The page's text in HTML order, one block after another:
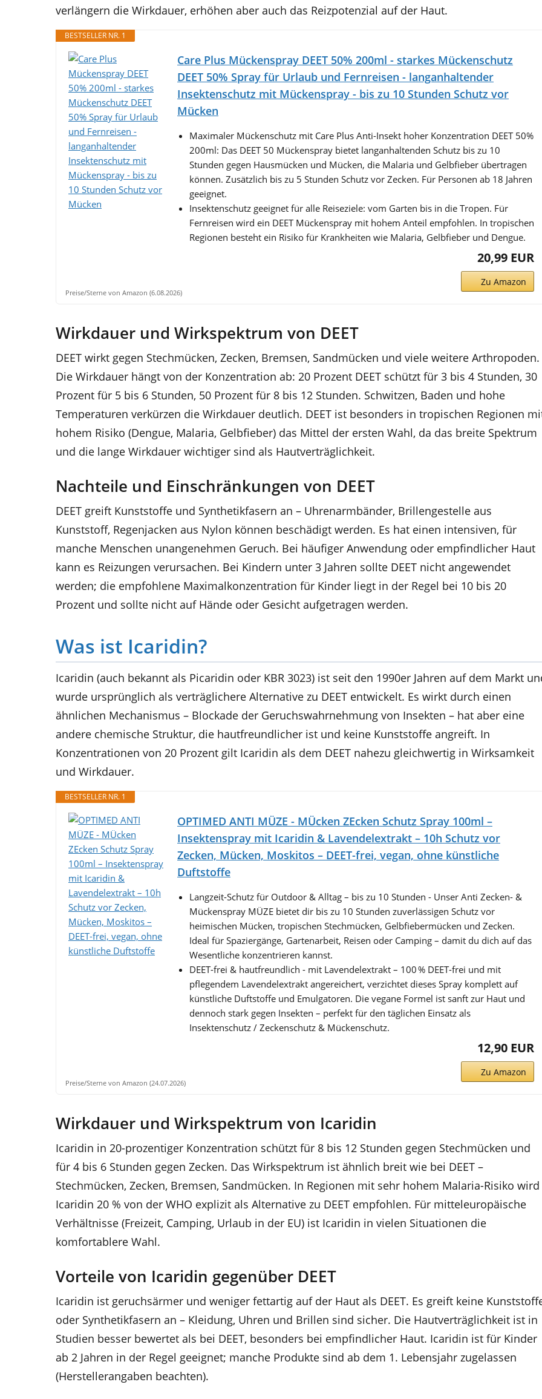
verlängern die Wirkdauer, erhöhen aber auch das Reizpotenzial auf der Haut.
BESTSELLER NR. 1
Care Plus Mückenspray DEET 50% 200ml - starkes Mückenschutz
DEET 50% Spray für Urlaub und Fernreisen - langanhaltender
Insektenschutz mit Mückenspray - bis zu 10 Stunden Schutz vor
Mücken
Maximaler Mückenschutz mit Care Plus Anti-Insekt hoher Konzentration DEET 50%
200ml: Das DEET 50 Mückenspray bietet langanhaltenden Schutz bis zu 10
Stunden gegen Hausmücken und Mücken, die Malaria und Gelbfieber übertragen
können. Zusätzlich bis zu 5 Stunden Schutz vor Zecken. Für Personen ab 18 Jahren
geeignet.
Insektenschutz geeignet für alle Reiseziele: vom Garten bis in die Tropen. Für
Fernreisen wird ein DEET Mückenspray mit hohem Anteil empfohlen. In tropischen
Regionen besteht ein Risiko für Krankheiten wie Malaria, Gelbfieber und Dengue.
20,99 EUR
Zu Amazon
Preise/Sterne von Amazon (6.08.2026)
Wirkdauer und Wirkspektrum von DEET
DEET wirkt gegen Stechmücken, Zecken, Bremsen, Sandmücken und viele weitere Arthropoden.
Die Wirkdauer hängt von der Konzentration ab: 20 Prozent DEET schützt für 3 bis 4 Stunden, 30
Prozent für 5 bis 6 Stunden, 50 Prozent für 8 bis 12 Stunden. Schwitzen, Baden und hohe
Temperaturen verkürzen die Wirkdauer deutlich. DEET ist besonders in tropischen Regionen
hohem Risiko (Dengue, Malaria, Gelbfieber) das Mittel der ersten Wahl, da das breite Spektrum
und die lange Wirkdauer wichtiger sind als Hautverträglichkeit.
Nachteile und Einschränkungen von DEET
DEET greift Kunststoffe und Synthetikfasern an – Uhrenarmbänder, Brillengestelle aus
Kunststoff, Regenjacken aus Nylon können beschädigt werden. Es hat einen intensiven, für
manche Menschen unangenehmen Geruch. Bei häufiger Anwendung oder empfindlicher Haut
kann es Reizungen verursachen. Bei Kindern unter 3 Jahren sollte DEET nicht angewendet
werden; die empfohlene Maximalkonzentration für Kinder liegt in der Regel bei 10 bis 20
Prozent und sollte nicht auf Hände oder Gesicht aufgetragen werden.
Was ist Icaridin?
Icaridin (auch bekannt als Picaridin oder KBR 3023) ist seit den 1990er Jahren auf dem Markt
wurde ursprünglich als verträglichere Alternative zu DEET entwickelt. Es wirkt durch einen
ähnlichen Mechanismus – Blockade der Geruchswahrnehmung von Insekten – hat aber eine
andere chemische Struktur, die hautfreundlicher ist und keine Kunststoffe angreift. In
Konzentrationen von 20 Prozent gilt Icaridin als dem DEET nahezu gleichwertig in Wirksamkeit
und Wirkdauer.
BESTSELLER NR. 1
OPTIMED ANTI MÜZE - MÜcken ZEcken Schutz Spray 100ml –
Insektenspray mit Icaridin & Lavendelextrakt – 10h Schutz vor
Zecken, Mücken, Moskitos – DEET-frei, vegan, ohne künstliche
Duftstoffe
Langzeit-Schutz für Outdoor & Alltag – bis zu 10 Stunden - Unser Anti Zecken- &
Mückenspray MÜZE bietet dir bis zu 10 Stunden zuverlässigen Schutz vor
heimischen Mücken, tropischen Stechmücken, Gelbfiebermücken und Zecken.
Ideal für Spaziergänge, Gartenarbeit, Reisen oder Camping – damit du dich auf das
Wesentliche konzentrieren kannst.
DEET-frei & hautfreundlich - mit Lavendelextrakt – 100 % DEET-frei und mit
pflegendem Lavendelextrakt angereichert, verzichtet dieses Spray komplett auf
künstliche Duftstoffe und Emulgatoren. Die vegane Formel ist sanft zur Haut und
dennoch stark gegen Insekten – perfekt für den täglichen Einsatz als
Insektenschutz / Zeckenschutz & Mückenschutz.
12,90 EUR
Zu Amazon
Preise/Sterne von Amazon (24.07.2026)
Wirkdauer und Wirkspektrum von Icaridin
Icaridin in 20-prozentiger Konzentration schützt für 8 bis 12 Stunden gegen Stechmücken und
für 4 bis 6 Stunden gegen Zecken. Das Wirkspektrum ist ähnlich breit wie bei DEET –
Stechmücken, Zecken, Bremsen, Sandmücken. In Regionen mit sehr hohem Malaria-Risiko wird
Icaridin 20 % von der WHO explizit als Alternative zu DEET empfohlen. Für mitteleuropäische
Verhältnisse (Freizeit, Camping, Urlaub in der EU) ist Icaridin in vielen Situationen die
komfortablere Wahl.
Vorteile von Icaridin gegenüber DEET
Icaridin ist geruchsärmer und weniger fettartig auf der Haut als DEET. Es greift keine
oder Synthetikfasern an – Kleidung, Uhren und Brillen sind sicher. Die Hautverträglichkeit ist in
Studien besser bewertet als bei DEET, besonders bei empfindlicher Haut. Icaridin ist für Kinder
ab 2 Jahren in der Regel geeignet; manche Produkte sind ab dem 1. Lebensjahr zugelassen
(Herstellerangaben beachten).